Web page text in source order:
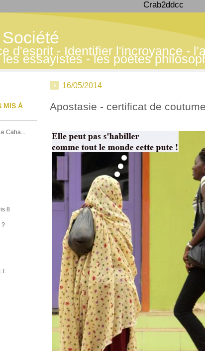
Crab2ddcc
d'esprit - Identifier l'incroyance -
essayistes - les poètes
MIS À
Caha...
8
?
16/05/2014
Apostasie - certificat de coutume